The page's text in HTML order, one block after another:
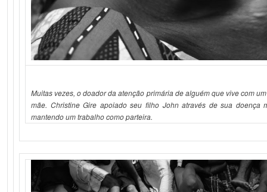
Muitas vezes, o doador da atenção primária de alguém que vive com
mãe. Christine Gire apoiado seu filho John através de sua doença
mantendo um trabalho como parteira.